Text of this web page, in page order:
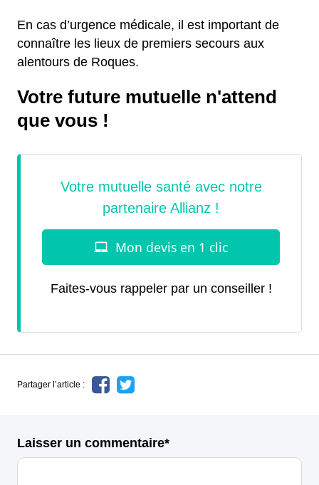
En cas d’urgence médicale, il est important de
connaître les lieux de premiers secours aux
alentours de Roques.
Votre future mutuelle n'attend
que vous !
Faites-vous rappeler par un conseiller !
Partager l’article :
Laisser un commentaire*